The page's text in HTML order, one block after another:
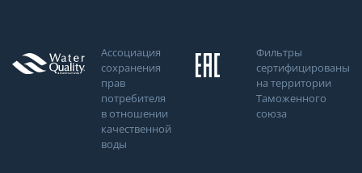
Ассоциация
сохранения
прав
потребителя
в отношении
качественной
воды
Фильтры
сертифицированы
на территории
Таможенного
союза